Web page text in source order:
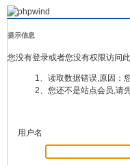
提示信息
您没有登录或者您没有权限访问
1、读取数据错误,原因：
2、您还不是站点会员,请
用户名